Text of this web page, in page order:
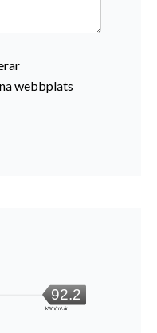
webbplats
92.2
kWh/m².år